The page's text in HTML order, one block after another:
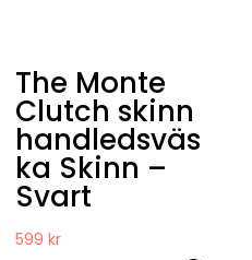
The Monte
Clutch skinn
handledsväs
ka Skinn –
Svart
599kr